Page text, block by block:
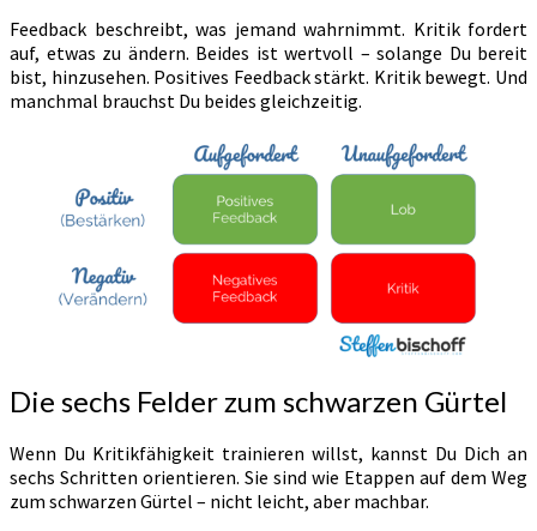
Feedback beschreibt, was jemand wahrnimmt. Kritik fordert
auf, etwas zu ändern. Beides ist wertvoll – solange Du bereit
bist, hinzusehen. Positives Feedback stärkt. Kritik bewegt. Und
manchmal brauchst Du beides gleichzeitig.
Die sechs Felder zum schwarzen Gürtel
Wenn Du Kritikfähigkeit trainieren willst, kannst Du Dich an
sechs Schritten orientieren. Sie sind wie Etappen auf dem Weg
zum schwarzen Gürtel – nicht leicht, aber machbar.